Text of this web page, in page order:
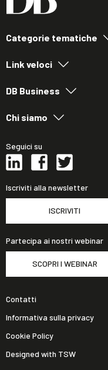
Categorie tematiche
Link veloci
DB Business
Chi siamo
Seguici su
Iscriviti alla newsletter
ISCRIVITI
Partecipa ai nostri webinar
SCOPRI I WEBINAR
Contatti
Informativa sulla privacy
Cookie Policy
Designed with TSW